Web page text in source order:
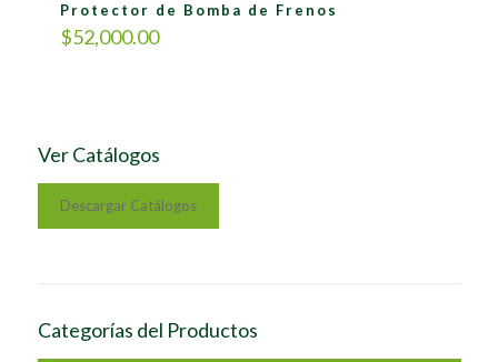
Protector de Bomba de Frenos
$52,000.00
Ver Catálogos
Descargar Catálogos
Categorías del Productos